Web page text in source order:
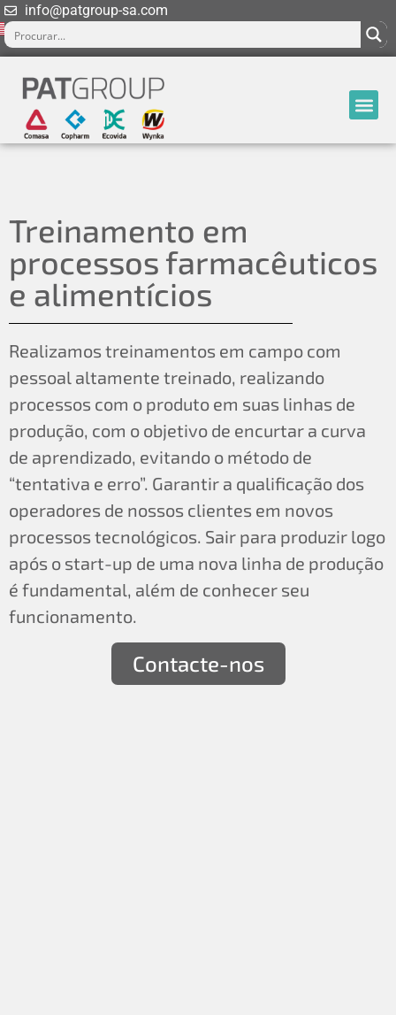
info@patgroup-sa.com
Treinamento em
processos farmacêuticos
e alimentícios
Realizamos treinamentos em campo com
pessoal altamente treinado, realizando
processos com o produto em suas linhas de
produção, com o objetivo de encurtar a curva
de aprendizado, evitando o método de
“tentativa e erro”. Garantir a qualificação dos
operadores de nossos clientes em novos
processos tecnológicos. Sair para produzir logo
após o start-up de uma nova linha de produção
é fundamental, além de conhecer seu
funcionamento.
Contacte-nos